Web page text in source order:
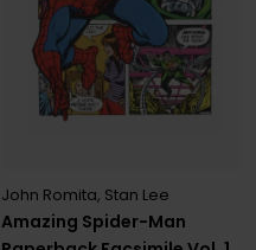
Amazing Spider-Man
John Romita, Stan Lee